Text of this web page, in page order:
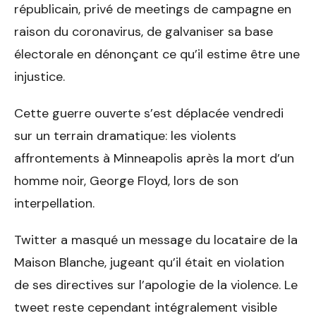
républicain, privé de meetings de campagne en
raison du coronavirus, de galvaniser sa base
électorale en dénonçant ce qu’il estime être une
injustice.
Cette guerre ouverte s’est déplacée vendredi
sur un terrain dramatique: les violents
affrontements à Minneapolis après la mort d’un
homme noir, George Floyd, lors de son
interpellation.
Twitter a masqué un message du locataire de la
Maison Blanche, jugeant qu’il était en violation
de ses directives sur l’apologie de la violence. Le
tweet reste cependant intégralement visible